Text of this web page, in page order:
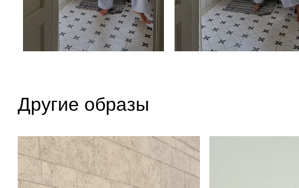
Другие образы